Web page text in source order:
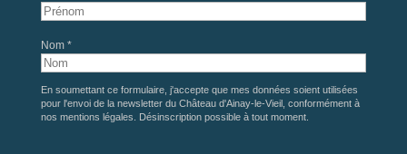
Nom *
En soumettant ce formulaire, j'accepte que mes données soient utilisées
pour l'envoi de la newsletter du Château d'Ainay-le-Vieil, conformément à
nos mentions légales . Désinscription possible à tout moment.